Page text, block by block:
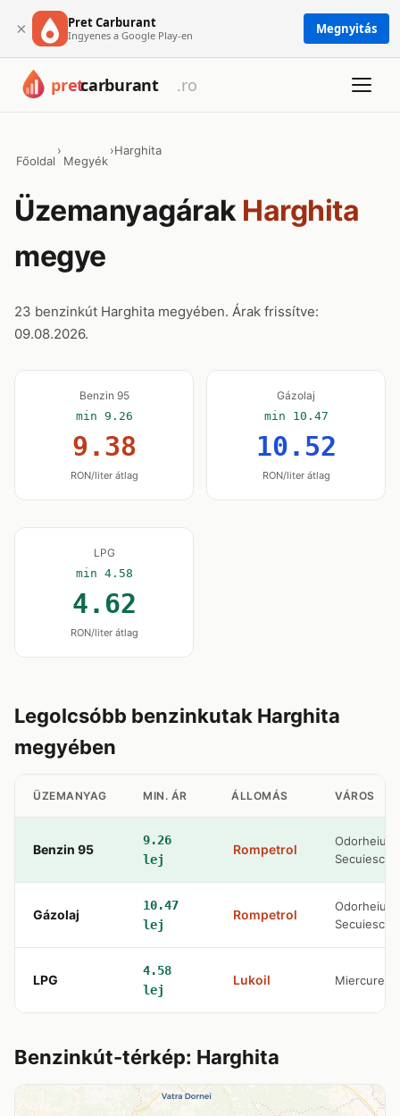
× Pret Carburant
Ingyenes a Google Play-en Megnyitás
Főoldal
›
Megyék
›Harghita
Üzemanyagárak Harghita
megye
23 benzinkút Harghita megyében. Árak frissítve:
09.08.2026.
Benzin 95
min 9.26
9.38
RON/liter átlag
Gázolaj
min 10.47
10.52
RON/liter átlag
LPG
min 4.58
4.62
RON/liter átlag
Legolcsóbb benzinkutak Harghita
megyében
ÜZEMANYAG MIN. ÁR ÁLLOMÁS VÁROS
Benzin 95
9.26
lej
Rompetrol
Odorheiu
Secuiesc
Gázolaj
10.47
lej
Rompetrol
Odorheiu
Secuiesc
LPG
4.58
lej
Lukoil Miercurea
Benzinkút-térkép: Harghita